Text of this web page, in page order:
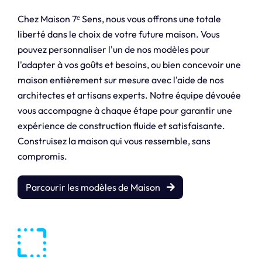
Chez Maison 7ᵉ Sens, nous vous offrons une totale
liberté dans le choix de votre future maison. Vous
pouvez personnaliser l'un de nos modèles pour
l'adapter à vos goûts et besoins, ou bien concevoir une
maison entièrement sur mesure avec l'aide de nos
architectes et artisans experts. Notre équipe dévouée
vous accompagne à chaque étape pour garantir une
expérience de construction fluide et satisfaisante.
Construisez la maison qui vous ressemble, sans
compromis.
Parcourir les modèles de Maison